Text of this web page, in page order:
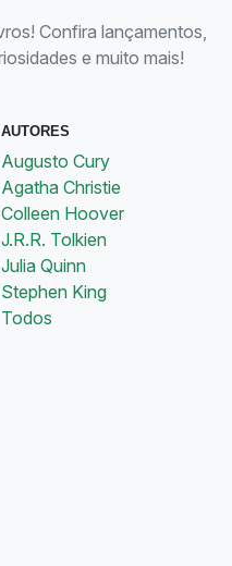
Confira lançamentos,
e muito mais!
AUTORES
Augusto Cury
Agatha Christie
Colleen Hoover
J.R.R. Tolkien
Julia Quinn
Stephen King
Todos